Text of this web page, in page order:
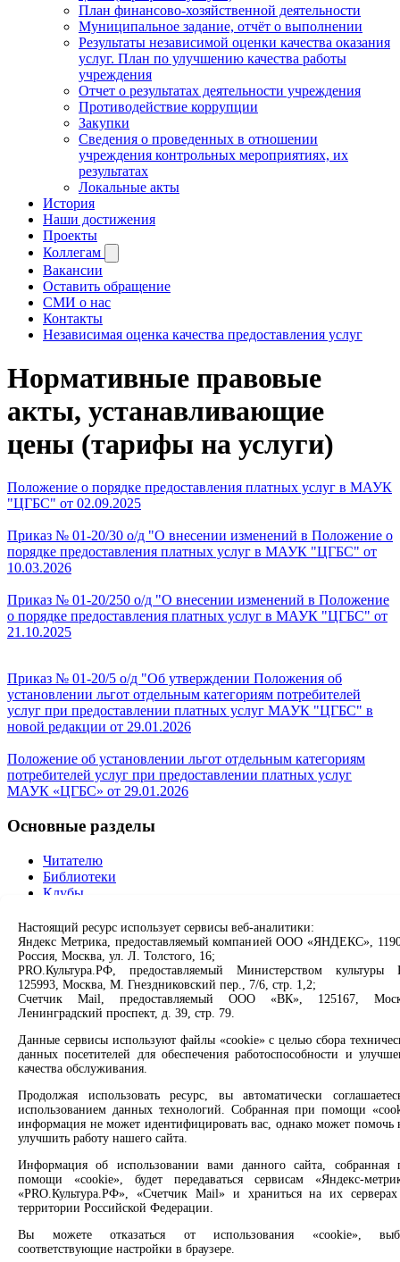
План финансово-хозяйственной деятельности
Муниципальное задание, отчёт о выполнении
Результаты независимой оценки качества оказания
услуг. План по улучшению качества работы
учреждения
Отчет о результатах деятельности учреждения
Противодействие коррупции
Закупки
Сведения о проведенных в отношении
учреждения контрольных мероприятиях, их
результатах
Локальные акты
История
Наши достижения
Проекты
Коллегам
Вакансии
Оставить обращение
СМИ о нас
Контакты
Независимая оценка качества предоставления услуг
Нормативные правовые
акты, устанавливающие
цены (тарифы на услуги)
Положение о порядке предоставления платных услуг в МАУК
"ЦГБС" от 02.09.2025
Приказ № 01-20/30 о/д "О внесении изменений в Положение о
порядке предоставления платных услуг в МАУК "ЦГБС" от
10.03.2026
Приказ № 01-20/250 о/д "О внесении изменений в Положение
о порядке предоставления платных услуг в МАУК "ЦГБС" от
21.10.2025
Приказ № 01-20/5 о/д "Об утверждении Положения об
установлении льгот отдельным категориям потребителей
услуг при предоставлении платных услуг МАУК "ЦГБС" в
новой редакции от 29.01.2026
Положение об установлении льгот отдельным категориям
потребителей услуг при предоставлении платных услуг
МАУК «ЦГБС» от 29.01.2026
Основные разделы
Читателю
Библиотеки
Клубы
О нас
Партнерам
Сервисы
Продлить книгу
Спроси краеведа
Оцените качество услуг
Направить обращение директору
Соцсети
Вконтакте
Одноклассники
Max
Rutube
Заметили опечатку? Выделите текст с ошибкой и нажмите
клавиши Ctrl+Enter или ссылку ниже
Настоящий ресурс использует сервисы веб-аналитики:
Яндекс Метрика, предоставляемый компанией ООО «ЯНДЕКС»,
Россия, Москва, ул. Л. Толстого, 16;
PRO.Культура.РФ, предоставляемый Министерством культуры
125993, Москва, М. Гнездниковский пер., 7/6, стр. 1,2;
Счетчик Mail, предоставляемый ООО «ВК», 125167,
Ленинградский проспект, д. 39, стр. 79.
Данные сервисы используют файлы «cookie» с целью сбора
данных посетителей для обеспечения работоспособности и
качества обслуживания.
Продолжая использовать ресурс, вы автоматически
использованием данных технологий. Собранная при помощи
информация не может идентифицировать вас, однако может помочь
улучшить работу нашего сайта.
Информация об использовании вами данного сайта, собранная
помощи «cookie», будет передаваться сервисам «Яндекс-
«PRO.Культура.РФ», «Счетчик Mail» и храниться на их
территории Российской Федерации.
Вы можете отказаться от использования «cookie»,
соответствующие настройки в браузере.